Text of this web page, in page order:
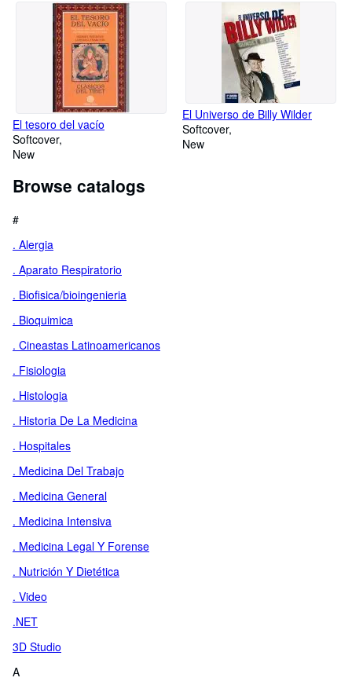
El tesoro del vacío
Softcover
New
El Universo de Billy Wilder
Softcover
New
Browse catalogs
#
. Alergia
. Aparato Respiratorio
. Biofisica/bioingenieria
. Bioquimica
. Cineastas Latinoamericanos
. Fisiologia
. Histologia
. Historia De La Medicina
. Hospitales
. Medicina Del Trabajo
. Medicina General
. Medicina Intensiva
. Medicina Legal Y Forense
. Nutrición Y Dietética
. Video
.NET
3D Studio
A